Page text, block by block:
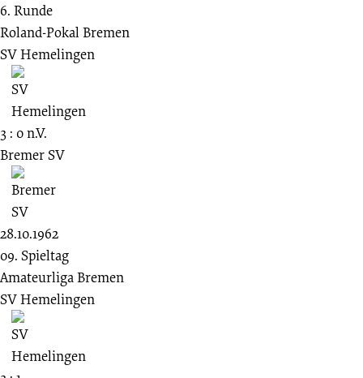
6. Runde
Roland-Pokal Bremen
SV Hemelingen
3 : 0 n.V.
Bremer SV
28.10.1962
09. Spieltag
Amateurliga Bremen
SV Hemelingen